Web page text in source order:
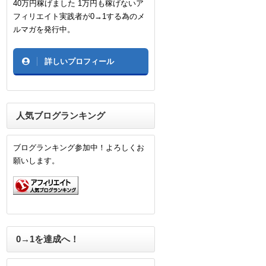
40万円稼げました 1万円も稼げないア
フィリエイト実践者が0→1する為のメ
ルマガを発行中。
詳しいプロフィール
人気ブログランキング
ブログランキング参加中！よろしくお
願いします。
0→1を達成へ！